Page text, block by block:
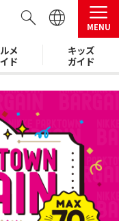
MENU
メ
ド
キッズ
ガイド